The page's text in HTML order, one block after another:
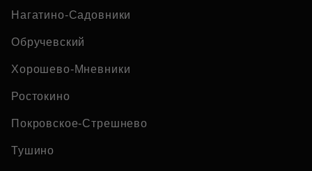
Нагатино-Садовники
Обручевский
Хорошево-Мневники
Ростокино
Покровское-Стрешнево
Тушино